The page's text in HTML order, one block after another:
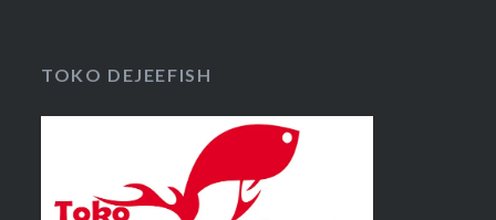
TOKO DEJEEFISH